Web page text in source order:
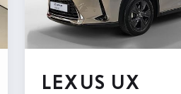
LEXUS UX